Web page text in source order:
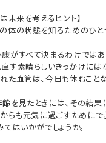
未来を考えるヒント】
体の状態を知るためのひ
がすべて決まるわけではあ
す素晴らしいきっかけには
た血管は、今日も休むこと
を見たときには、その結果
からも元気に過ごすためにで
はいかがでしょうか。